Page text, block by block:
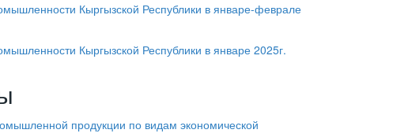
Кыргызской Республики в январе-феврале
Кыргызской Республики в январе 2025г.
продукции по видам экономической